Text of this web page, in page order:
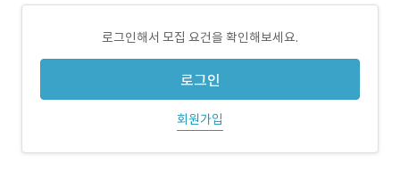
로그인해서 모집 요건을 확인해보세요.
로그인
회원가입